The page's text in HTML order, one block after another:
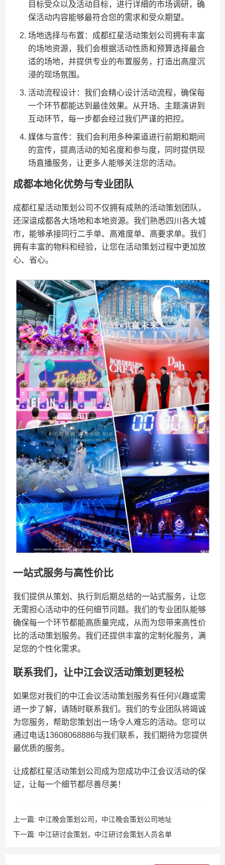
目标受众以及活动目标，进行详细的市场调研，确
保活动内容能够最符合您的需求和受众期望。
场地选择与布置：成都红星活动策划公司拥有丰富
的场地资源，我们会根据活动性质和预算选择最合
适的场地，并提供专业的布置服务，打造出高度沉
浸的现场氛围。
活动流程设计：我们会精心设计活动流程，确保每
一个环节都能达到最佳效果。从开场、主题演讲到
互动环节，每一步都会经过我们严谨的把控。
媒体与宣传：我们会利用多种渠道进行前期和期间
的宣传，提高活动的知名度和参与度，同时提供现
场直播服务，让更多人能够关注您的活动。
成都本地化优势与专业团队
成都红星活动策划公司不仅拥有成熟的活动策划团队，
还深谙成都各大场地和本地资源。我们熟悉四川各大城
市，能够承接同行二手单、高难度单、高要求单。我们
拥有丰富的物料和经验，让您在活动策划过程中更加放
心、省心。
一站式服务与高性价比
我们提供从策划、执行到后期总结的一站式服务，让您
无需担心活动中的任何细节问题。我们的专业团队能够
确保每一个环节都能高质量完成，从而为您带来高性价
比的活动策划服务。我们还提供丰富的定制化服务，满
足您的个性化需求。
联系我们，让中江会议活动策划更轻松
如果您对我们的中江会议活动策划服务有任何兴趣或需
进一步了解，请随时联系我们。我们的专业团队将竭诚
为您服务，帮助您策划出一场令人难忘的活动。您可以
通过电话13608068886与我们联系，我们期待为您提供
最优质的服务。
让成都红星活动策划公司成为您成功中江会议活动的保
证，让每一个细节都尽善尽美！
上一篇: 中江晚会策划公司，中江晚会策划公司地址
下一篇: 中江研讨会策划，中江研讨会策划人员名单